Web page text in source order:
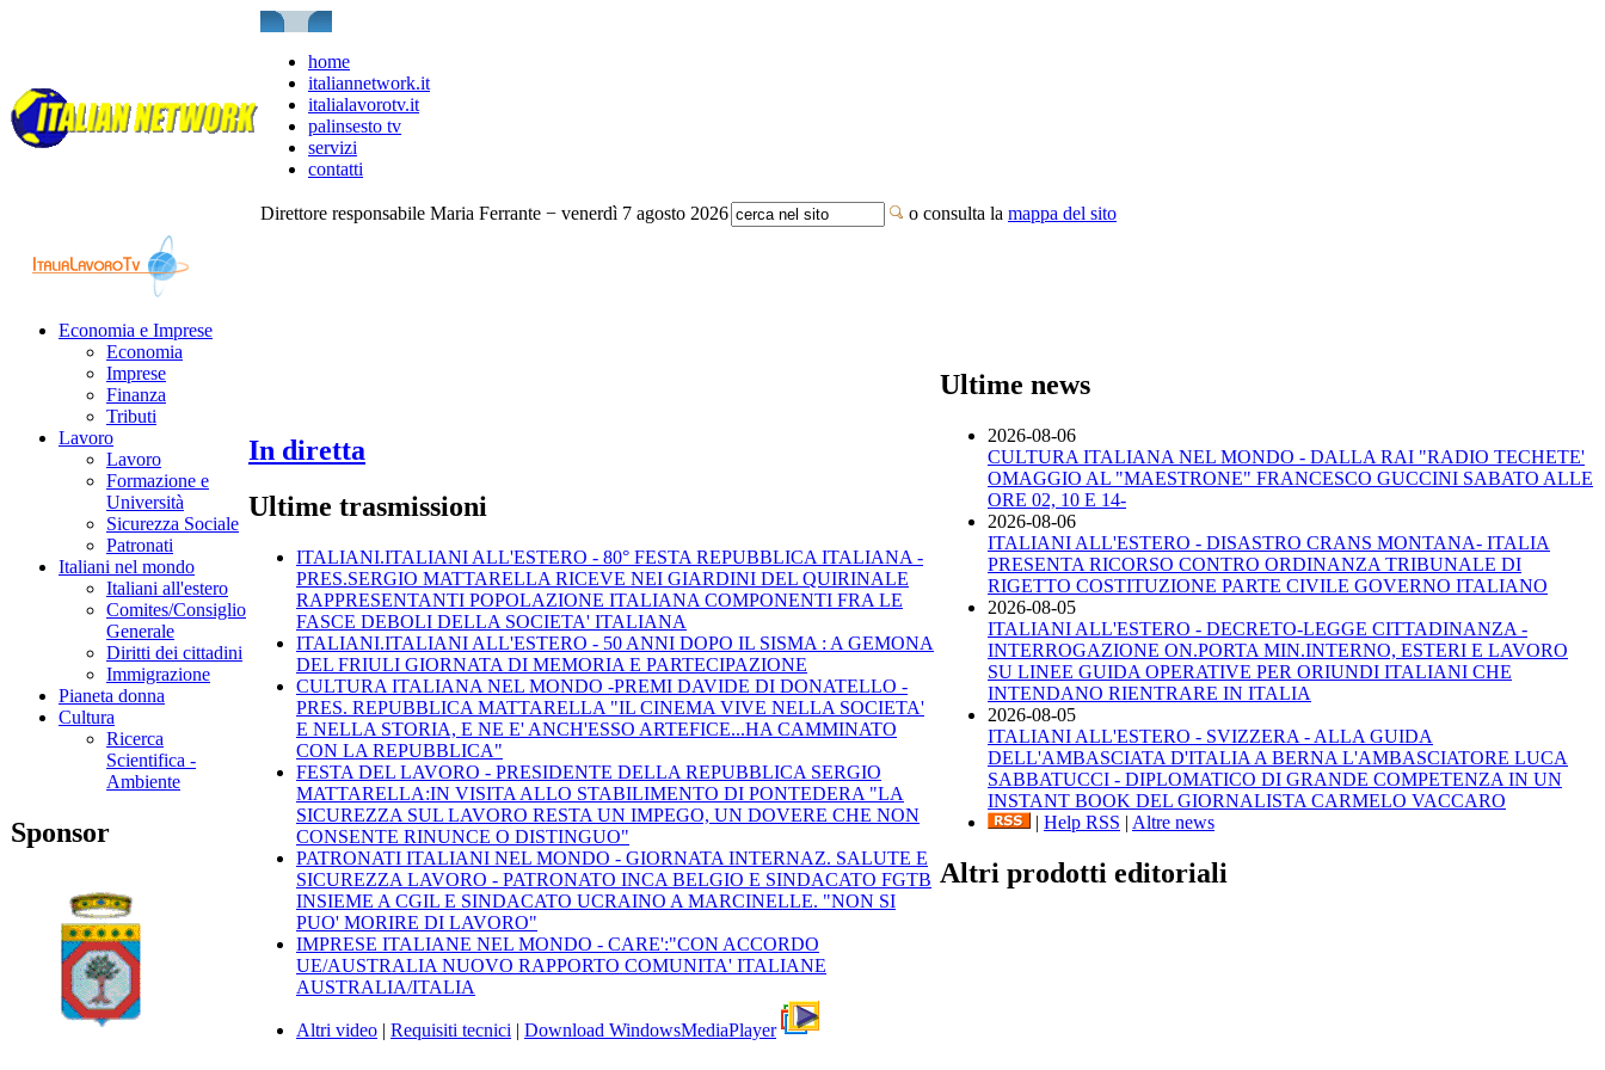
home
italiannetwork.it
italialavorotv.it
palinsesto tv
servizi
contatti
Direttore responsabile Maria Ferrante − venerdì 7 agosto 2026 o consulta la mappa del sito
Economia e Imprese
Economia
Imprese
Finanza
Tributi
Lavoro
Lavoro
Formazione e
Università
Sicurezza Sociale
Patronati
Italiani nel mondo
Italiani all'estero
Comites/Consiglio
Generale
Diritti dei cittadini
Immigrazione
Pianeta donna
Cultura
Ricerca
Scientifica -
Ambiente
Sponsor
In diretta
Ultime trasmissioni
ITALIANI.ITALIANI ALL'ESTERO - 80° FESTA REPUBBLICA ITALIANA -
PRES.SERGIO MATTARELLA RICEVE NEI GIARDINI DEL QUIRINALE
RAPPRESENTANTI POPOLAZIONE ITALIANA COMPONENTI FRA LE
FASCE DEBOLI DELLA SOCIETA' ITALIANA
ITALIANI.ITALIANI ALL'ESTERO - 50 ANNI DOPO IL SISMA : A GEMONA
DEL FRIULI GIORNATA DI MEMORIA E PARTECIPAZIONE
CULTURA ITALIANA NEL MONDO -PREMI DAVIDE DI DONATELLO -
PRES. REPUBBLICA MATTARELLA "IL CINEMA VIVE NELLA SOCIETA'
E NELLA STORIA, E NE E' ANCH'ESSO ARTEFICE...HA CAMMINATO
CON LA REPUBBLICA"
FESTA DEL LAVORO - PRESIDENTE DELLA REPUBBLICA SERGIO
MATTARELLA:IN VISITA ALLO STABILIMENTO DI PONTEDERA "LA
SICUREZZA SUL LAVORO RESTA UN IMPEGO, UN DOVERE CHE NON
CONSENTE RINUNCE O DISTINGUO"
PATRONATI ITALIANI NEL MONDO - GIORNATA INTERNAZ. SALUTE E
SICUREZZA LAVORO - PATRONATO INCA BELGIO E SINDACATO FGTB
INSIEME A CGIL E SINDACATO UCRAINO A MARCINELLE. "NON SI
PUO' MORIRE DI LAVORO"
IMPRESE ITALIANE NEL MONDO - CARE':"CON ACCORDO
UE/AUSTRALIA NUOVO RAPPORTO COMUNITA' ITALIANE
AUSTRALIA/ITALIA
Altri video | Requisiti tecnici | Download WindowsMediaPlayer
Ultime news
2026-08-06
CULTURA ITALIANA NEL MONDO - DALLA RAI "RADIO TECHETE'
OMAGGIO AL "MAESTRONE" FRANCESCO GUCCINI SABATO ALLE
ORE 02, 10 E 14-
2026-08-06
ITALIANI ALL'ESTERO - DISASTRO CRANS MONTANA- ITALIA
PRESENTA RICORSO CONTRO ORDINANZA TRIBUNALE DI
RIGETTO COSTITUZIONE PARTE CIVILE GOVERNO ITALIANO
2026-08-05
ITALIANI ALL'ESTERO - DECRETO-LEGGE CITTADINANZA -
INTERROGAZIONE ON.PORTA MIN.INTERNO, ESTERI E LAVORO
SU LINEE GUIDA OPERATIVE PER ORIUNDI ITALIANI CHE
INTENDANO RIENTRARE IN ITALIA
2026-08-05
ITALIANI ALL'ESTERO - SVIZZERA - ALLA GUIDA
DELL'AMBASCIATA D'ITALIA A BERNA L'AMBASCIATORE LUCA
SABBATUCCI - DIPLOMATICO DI GRANDE COMPETENZA IN UN
INSTANT BOOK DEL GIORNALISTA CARMELO VACCARO
| Help RSS | Altre news
Altri prodotti editoriali